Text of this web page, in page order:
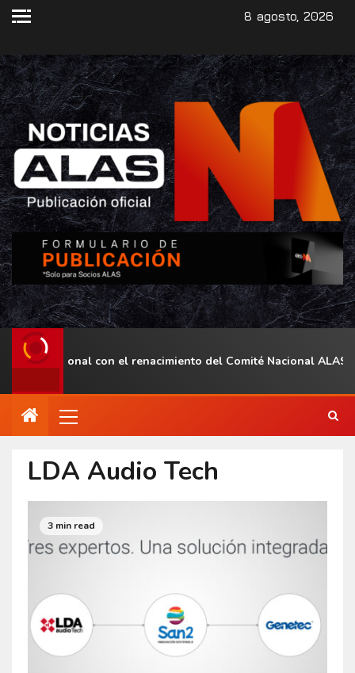
8 agosto, 2026
regional con el renacimiento del Comité Nacional ALAS
LDA Audio Tech
3 min read